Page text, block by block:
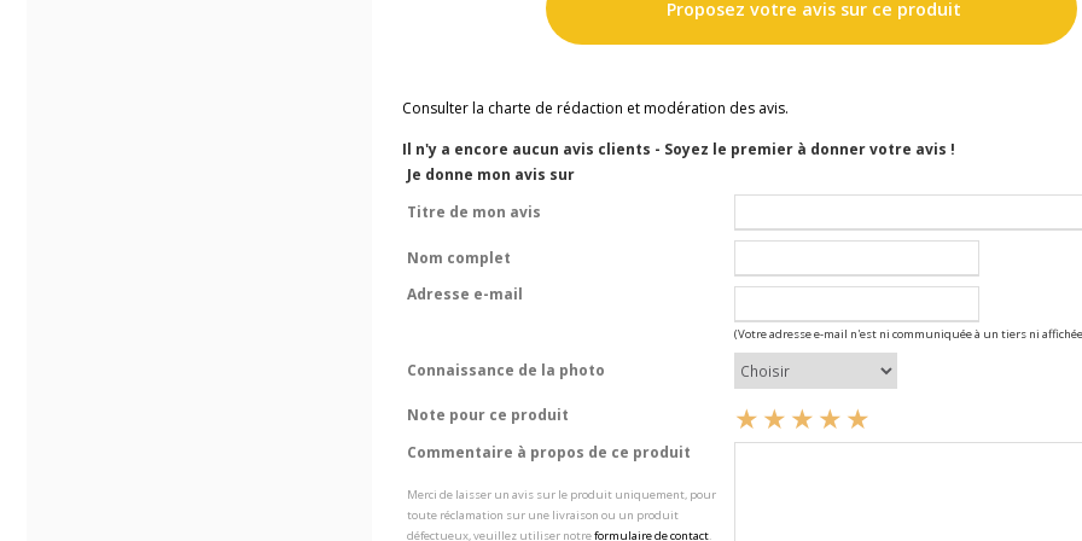
Proposez votre avis sur ce produit
Consulter la charte de rédaction et modération des avis.
Il n'y a encore aucun avis clients - Soyez le premier à donner votre avis !
Je donne mon avis sur
Titre de mon avis
Nom complet
Adresse e-mail
(Votre adresse e-mail n'est ni communiquée à un tiers ni
Connaissance de la photo
Note pour ce produit
Commentaire à propos de ce produit
Merci de laisser un avis sur le produit uniquement, pour
toute réclamation sur une livraison ou un produit
défectueux, veuillez utiliser notreformulaire de contact.